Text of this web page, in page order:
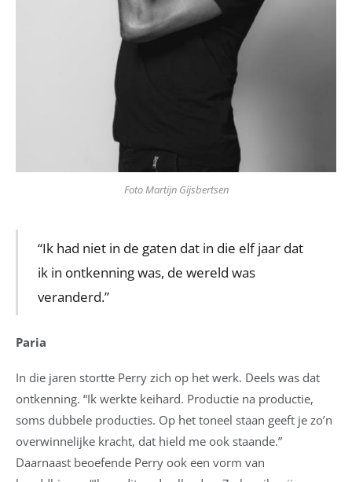
Foto Martijn Gijsbertsen
“Ik had niet in de gaten dat in die elf jaar dat
ik in ontkenning was, de wereld was
veranderd.”
Paria
In die jaren stortte Perry zich op het werk. Deels was dat
ontkenning. “Ik werkte keihard. Productie na productie,
soms dubbele producties. Op het toneel staan geeft je zo’n
overwinnelijke kracht, dat hield me ook staande.”
Daarnaast beoefende Perry ook een vorm van